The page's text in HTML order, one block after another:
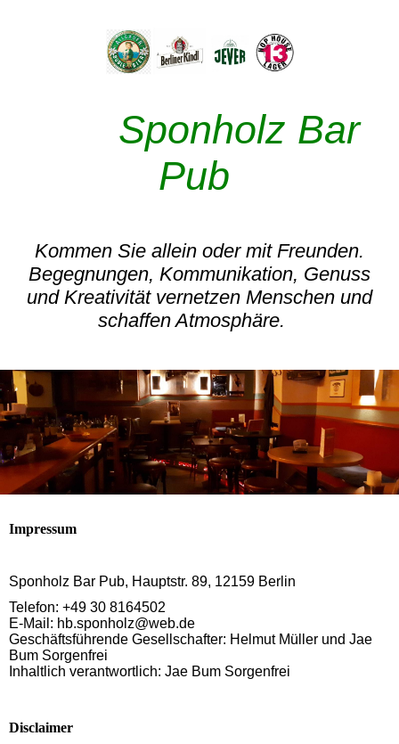
Sponholz Bar
Pub
Kommen Sie allein oder mit Freunden.
Begegnungen, Kommunikation, Genuss
und Kreativität vernetzen Menschen und
schaffen Atmosphäre.
Impressum
Sponholz Bar Pub, Hauptstr. 89, 12159 Berlin
Telefon: +49 30 8164502
E-Mail: hb.sponholz@web.de
Geschäftsführende Gesellschafter: Helmut Müller und Jae
Bum Sorgenfrei
Inhaltlich verantwortlich: Jae Bum Sorgenfrei
Disclaimer